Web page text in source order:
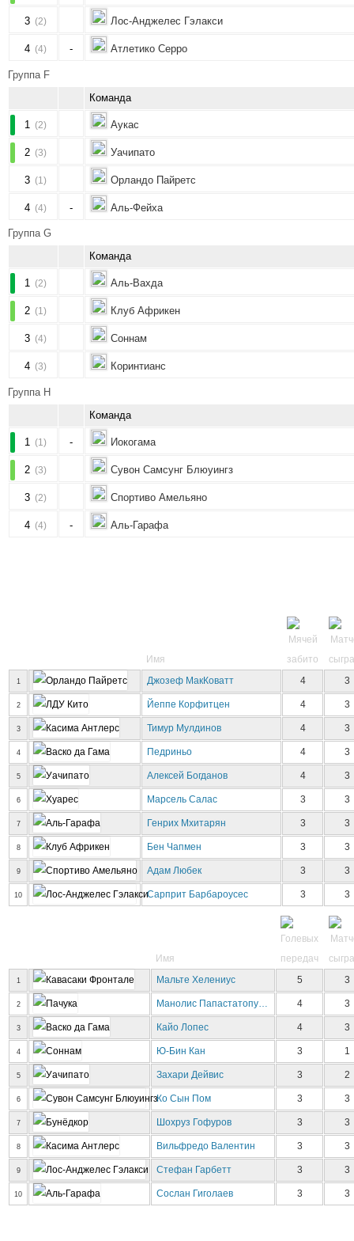
3 (2) Лос-Анджелес Гэлакси
4 (4) - Атлетико Серро
Группа F
Команда
1 (2) Аукас
2 (3) Уачипато
3 (1) Орландо Пайретс
4 (4) - Аль-Фейха
Группа G
Команда
1 (2) Аль-Вахда
2 (1) Клуб Африкен
3 (4) Соннам
4 (3) Коринтианс
Группа H
Команда
1 (1) - Иокогама
2 (3) Сувон Самсунг Блюуингз
3 (2) Спортиво Амельяно
4 (4) - Аль-Гарафа
Имя
1 Джозеф МакКоватт 4 3
2 Йеппе Корфитцен 4 3
3 Тимур Мулдинов 4 3
4 Педриньо 4 3
5 Алексей Богданов 4 3
6 Марсель Салас 3 3
7 Генрих Мхитарян 3 3
8 Бен Чапмен 3 3
9 Адам Любек 3 3
10 Сарприт Барбароусес 3 3
Имя
1 Мальте Хелениус 5 3
2 Манолис Папастатопу… 4 3
3 Кайо Лопес 4 3
4 Ю-Бин Кан 3 1
5 Захари Дейвис 3 2
6 Ко Сын Пом 3 3
7 Шохруз Гофуров 3 3
8 Вильфредо Валентин 3 3
9 Стефан Гарбетт 3 3
10 Сослан Гиголаев 3 3